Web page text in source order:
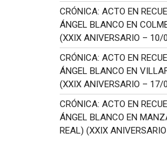
CRÓNICA: ACTO EN
ÁNGEL BLANCO EN
(XXIX ANIVERSARIO – 10/
CRÓNICA: ACTO EN
ÁNGEL BLANCO EN
(XXIX ANIVERSARIO – 17/
CRÓNICA: ACTO EN
ÁNGEL BLANCO EN
REAL) (XXIX